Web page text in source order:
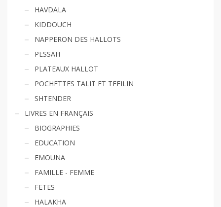
HAVDALA
KIDDOUCH
NAPPERON DES HALLOTS
PESSAH
PLATEAUX HALLOT
POCHETTES TALIT ET TEFILIN
SHTENDER
LIVRES EN FRANÇAIS
BIOGRAPHIES
EDUCATION
EMOUNA
FAMILLE - FEMME
FETES
HALAKHA